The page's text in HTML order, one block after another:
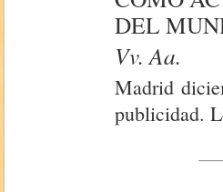
DEL
Vv. Aa.
Madrid
publicidad.